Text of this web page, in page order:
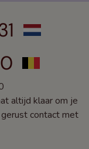
altijd klaar om je
contact met